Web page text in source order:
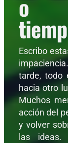
o
Escribo
tarde, todo
hacia otro
Muchos
acción del
y volver
las ideas.